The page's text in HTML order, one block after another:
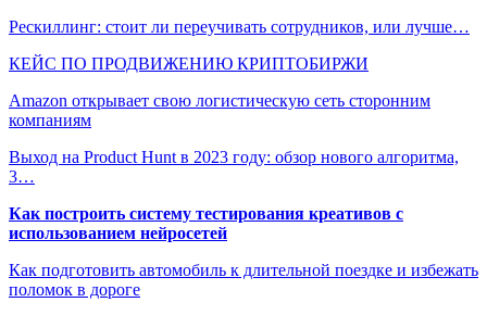
Рескиллинг: стоит ли переучивать сотрудников, или лучше…
КЕЙС ПО ПРОДВИЖЕНИЮ КРИПТОБИРЖИ
Amazon открывает свою логистическую сеть сторонним
компаниям
Выход на Product Hunt в 2023 году: обзор нового алгоритма,
3…
Как построить систему тестирования креативов с
использованием нейросетей
Как подготовить автомобиль к длительной поездке и избежать
поломок в дороге